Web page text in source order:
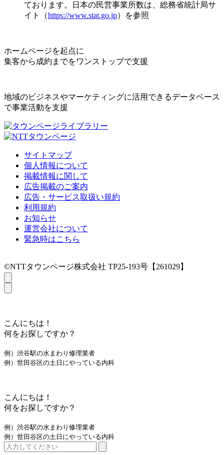
ております。日本の民営事業所数は、総務省統計局サ
イト（https://www.stat.go.jp）を参照
ホームページを起点に
集客から成約までをワンストップで支援
地域のビジネスやマーケティングに活用できるデータベース
で事業活動を支援
サイトマップ
個人情報について
掲載情報に関して
広告掲載のご案内
広告・サービス取扱い規約
利用規約
お知らせ
運営会社について
緊急時はこちら
©NTTタウンページ株式会社 TP25-193号【261029】
こんにちは！
何をお探しですか？
例）渋谷駅の水まわり修理業者
例）世田谷区の土日にやっている内科
こんにちは！
何をお探しですか？
例）渋谷駅の水まわり修理業者
例）世田谷区の土日にやっている内科